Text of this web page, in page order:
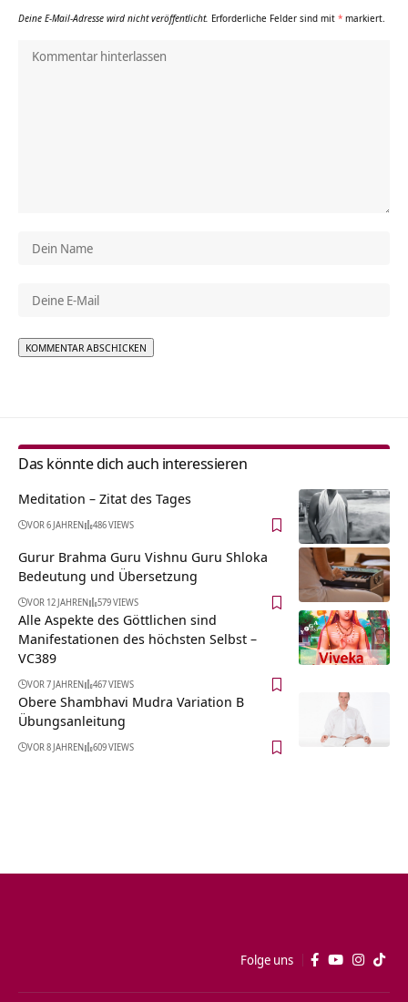
Deine E-Mail-Adresse wird nicht veröffentlicht. Erforderliche Felder sind mit * markiert.
Das könnte dich auch interessieren
Meditation – Zitat des Tages
VOR 6 JAHREN 486 VIEWS
Gurur Brahma Guru Vishnu Guru Shloka
Bedeutung und Übersetzung
VOR 12 JAHREN 579 VIEWS
Alle Aspekte des Göttlichen sind
Manifestationen des höchsten Selbst –
VC389
VOR 7 JAHREN 467 VIEWS
Obere Shambhavi Mudra Variation B
Übungsanleitung
VOR 8 JAHREN 609 VIEWS
Folge uns